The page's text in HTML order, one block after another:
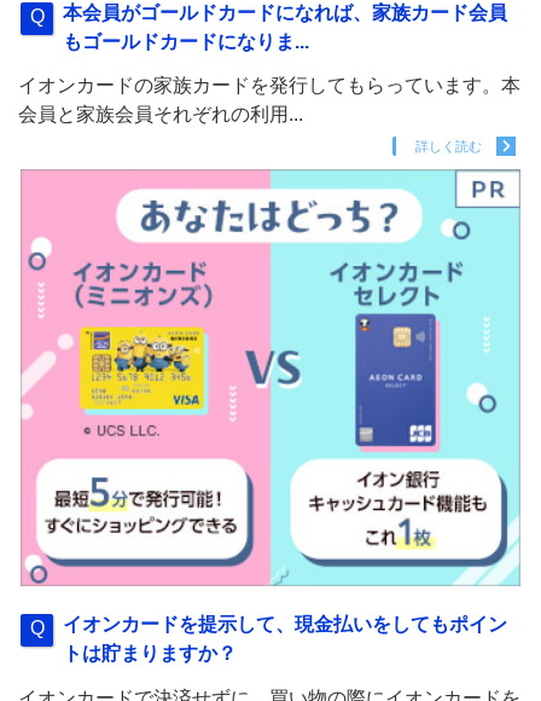
本会員がゴールドカードになれば、家族カード会員
もゴールドカードになりま...
イオンカードの家族カードを発行してもらっています。本
会員と家族会員それぞれの利用...
詳しく読む
イオンカードを提示して、現金払いをしてもポイン
トは貯まりますか？